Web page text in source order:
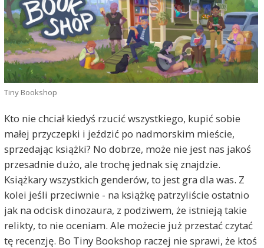
Tiny Bookshop
Kto nie chciał kiedyś rzucić wszystkiego, kupić sobie
małej przyczepki i jeździć po nadmorskim mieście,
sprzedając książki? No dobrze, może nie jest nas jakoś
przesadnie dużo, ale trochę jednak się znajdzie.
Książkary wszystkich genderów, to jest gra dla was. Z
kolei jeśli przeciwnie - na książkę patrzyliście ostatnio
jak na odcisk dinozaura, z podziwem, że istnieją takie
relikty, to nie oceniam. Ale możecie już przestać czytać
tę recenzję. Bo Tiny Bookshop raczej nie sprawi, że ktoś